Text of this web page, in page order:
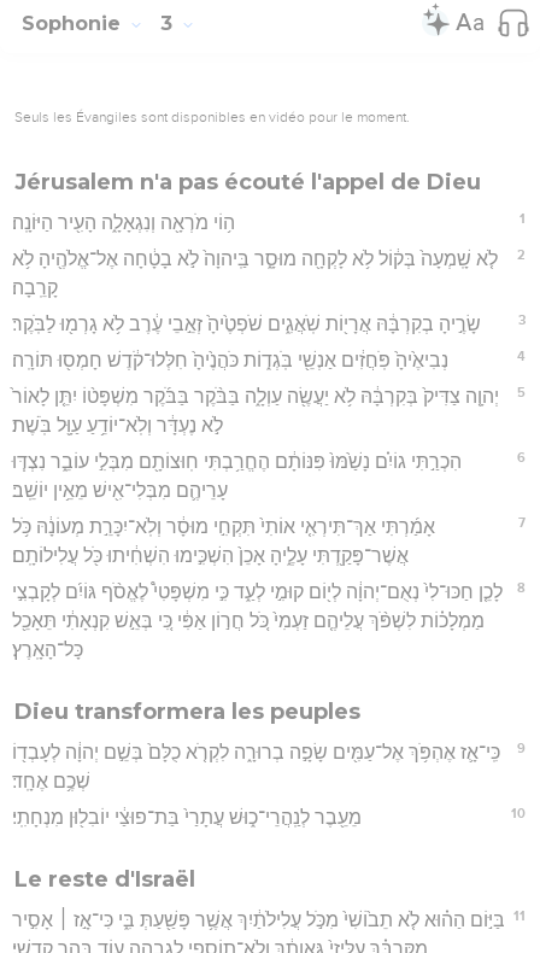
Sophonie 3
Seuls les Évangiles sont disponibles en vidéo pour le moment.
Jérusalem n'a pas écouté l'appel de Dieu
1 ה֥וֹי מֹרְאָ֖ה וְנִגְאָלָ֑ה הָעִ֖יר הַיּוֹנָֽה׃
2
לֹ֤א שָֽׁמְעָה֙ בְּק֔וֹל לֹ֥א לָקְחָ֖ה מוּסָ֑ר בַּֽיהוָה֙ לֹ֣א בָטָ֔חָה אֶל־אֱלֹהֶ֖יהָ לֹ֥א
קָרֵֽבָה׃
3 שָׂרֶ֣יהָ בְקִרְבָּ֔הּ אֲרָי֖וֹת שֹֽׁאֲגִ֑ים שֹׁפְטֶ֙יהָ֙ זְאֵ֣בֵי עֶ֔רֶב לֹ֥א גָרְמ֖וּ לַבֹּֽקֶר׃
4 נְבִיאֶ֙יהָ֙ פֹּֽחֲזִ֔ים אַנְשֵׁ֖י בֹּֽגְד֑וֹת כֹּהֲנֶ֙יהָ֙ חִלְּלוּ־קֹ֔דֶשׁ חָמְס֖וּ תּוֹרָֽה׃
5
יְהוָ֤ה צַדִּיק֙ בְּקִרְבָּ֔הּ לֹ֥א יַעֲשֶׂ֖ה עַוְלָ֑ה בַּבֹּ֨קֶר בַּבֹּ֜קֶר מִשְׁפָּט֨וֹ יִתֵּ֤ן לָאוֹר֙
לֹ֣א נֶעְדָּ֔ר וְלֹֽא־יוֹדֵ֥עַ עַוָּ֖ל בֹּֽשֶׁת׃
6
הִכְרַ֣תִּי גוֹיִ֗ם נָשַׁ֙מּוּ֙ פִּנּוֹתָ֔ם הֶחֱרַ֥בְתִּי חֽוּצוֹתָ֖ם מִבְּלִ֣י עוֹבֵ֑ר נִצְדּ֧וּ
עָרֵיהֶ֛ם מִבְּלִי־אִ֖ישׁ מֵאֵ֥ין יוֹשֵֽׁב׃
7
אָמַ֜רְתִּי אַךְ־תִּירְאִ֤י אוֹתִי֙ תִּקְחִ֣י מוּסָ֔ר וְלֹֽא־יִכָּרֵ֣ת מְעוֹנָ֔הּ כֹּ֥ל
אֲשֶׁר־פָּקַ֖דְתִּי עָלֶ֑יהָ אָכֵן֙ הִשְׁכִּ֣ימוּ הִשְׁחִ֔יתוּ כֹּ֖ל עֲלִילוֹתָֽם׃
8
לָכֵ֤ן חַכּוּ־לִי֙ נְאֻם־יְהוָ֔ה לְי֖וֹם קוּמִ֣י לְעַ֑ד כִּ֣י מִשְׁפָּטִי֩ לֶאֱסֹ֨ף גּוֹיִ֜ם לְקָבְצִ֣י
מַמְלָכ֗וֹת לִשְׁפֹּ֨ךְ עֲלֵיהֶ֤ם זַעְמִי֙ כֹּ֚ל חֲר֣וֹן אַפִּ֔י כִּ֚י בְּאֵ֣שׁ קִנְאָתִ֔י תֵּאָכֵ֖ל
כָּל־הָאָֽרֶץ׃
Dieu transformera les peuples
9
כִּֽי־אָ֛ז אֶהְפֹּ֥ךְ אֶל־עַמִּ֖ים שָׂפָ֣ה בְרוּרָ֑ה לִקְרֹ֤א כֻלָּם֙ בְּשֵׁ֣ם יְהוָ֔ה לְעָבְד֖וֹ
שְׁכֶ֥ם אֶחָֽד׃
10 מֵעֵ֖בֶר לְנַֽהֲרֵי־כ֑וּשׁ עֲתָרַי֙ בַּת־פוּצַ֔י יוֹבִל֖וּן מִנְחָתִֽי׃
Le reste d'Israël
11
בַּיּ֣וֹם הַה֗וּא לֹ֤א תֵב֙וֹשִׁי֙ מִכֹּ֣ל עֲלִילֹתַ֔יִךְ אֲשֶׁ֥ר פָּשַׁ֖עַתְּ בִּ֑י כִּי־אָ֣ז ׀ אָסִ֣יר
מִקִּרְבֵּ֗ךְ עַלִּיזֵי֙ גַּאֲוָתֵ֔ךְ וְלֹֽא־תוֹסִ֧פִי לְגָבְהָ֛ה ע֖וֹד בְּהַ֥ר קָדְשִֽׁי׃